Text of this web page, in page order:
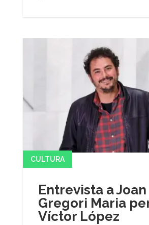
Entrevista a Joan
Gregori Maria
Víctor López
CULTURA